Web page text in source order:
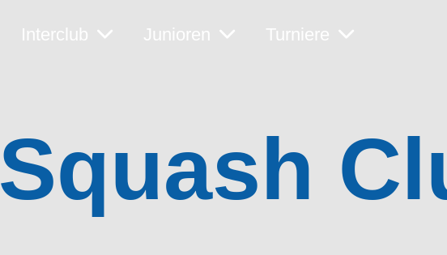
Interclub Junioren
Turniere
Squash